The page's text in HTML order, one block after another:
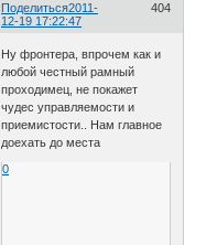
Поделиться 404
2011-
12-19 17:22:47
Ну фронтера, впрочем как и
любой честный рамный
проходимец, не покажет
чудес управляемости и
приемистости.. Нам главное
доехать до места
0